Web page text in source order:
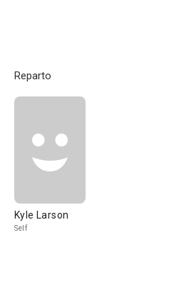
Reparto
Kyle Larson
Self